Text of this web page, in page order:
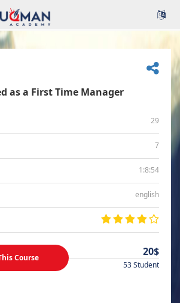
as a First Time Manager
29
7
1:8:54
english
Course 20$
53 Student